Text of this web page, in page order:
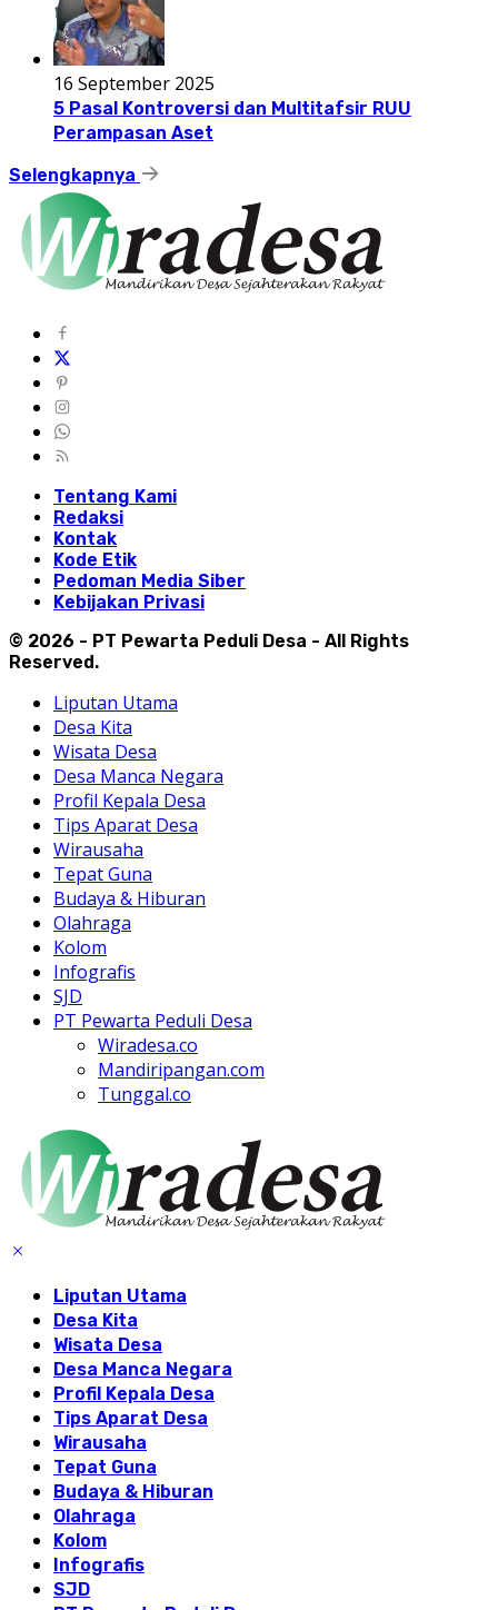
16 September 2025
5 Pasal Kontroversi dan Multitafsir RUU
Perampasan Aset
Selengkapnya
Tentang Kami
Redaksi
Kontak
Kode Etik
Pedoman Media Siber
Kebijakan Privasi
© 2026 - PT Pewarta Peduli Desa - All Rights
Reserved.
Liputan Utama
Desa Kita
Wisata Desa
Desa Manca Negara
Profil Kepala Desa
Tips Aparat Desa
Wirausaha
Tepat Guna
Budaya & Hiburan
Olahraga
Kolom
Infografis
SJD
PT Pewarta Peduli Desa
Wiradesa.co
Mandiripangan.com
Tunggal.co
Liputan Utama
Desa Kita
Wisata Desa
Desa Manca Negara
Profil Kepala Desa
Tips Aparat Desa
Wirausaha
Tepat Guna
Budaya & Hiburan
Olahraga
Kolom
Infografis
SJD